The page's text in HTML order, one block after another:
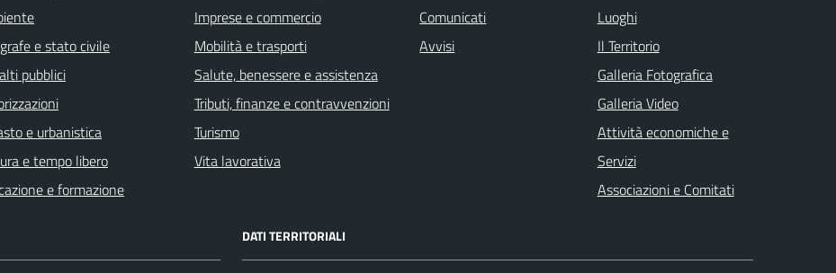
e stato civile
pubblici
e urbanistica
e tempo libero
e formazione
Imprese e commercio
Mobilità e trasporti
Salute, benessere e assistenza
Tributi, finanze e contravvenzioni
Turismo
Vita lavorativa
Comunicati
Avvisi
Luoghi
Il Territorio
Galleria Fotografica
Galleria Video
Attività economiche e
Servizi
Associazioni e Comitati
DATI TERRITORIALI